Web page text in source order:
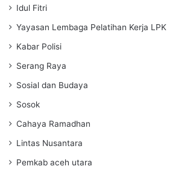
Idul Fitri
Yayasan Lembaga Pelatihan Kerja LPK
Kabar Polisi
Serang Raya
Sosial dan Budaya
Sosok
Cahaya Ramadhan
Lintas Nusantara
Pemkab aceh utara